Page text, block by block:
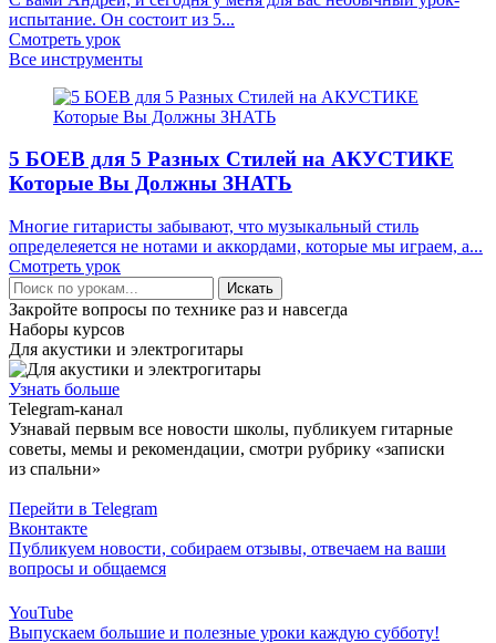
испытание. Он состоит из 5...
Смотреть урок
Все инструменты
5 БОЕВ для 5 Разных Стилей на АКУСТИКЕ
Которые Вы Должны ЗНАТЬ
Многие гитаристы забывают, что музыкальный стиль
определеяется не нотами и аккордами, которые мы играем, а...
Смотреть урок
Искать
Закройте вопросы по технике раз и навсегда
Наборы курсов
Для акустики и электрогитары
Узнать больше
Telegram-канал
Узнавай первым все новости школы, публикуем гитарные
советы, мемы и рекомендации, смотри рубрику «записки
из спальни»
Перейти в Telegram
Вконтакте
Публикуем новости, собираем отзывы, отвечаем на ваши
вопросы и общаемся
YouTube
Выпускаем большие и полезные уроки каждую субботу!